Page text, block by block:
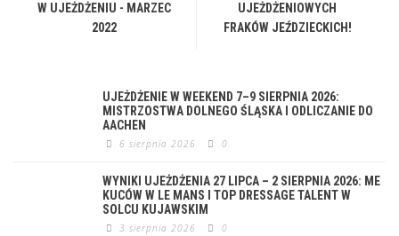
W UJEŻDŻENIU - MARZEC
2022
UJEŻDŻENIOWYCH
FRAKÓW JEŹDZIECKICH!
UJEŻDŻENIE W WEEKEND 7–9 SIERPNIA 2026:
MISTRZOSTWA DOLNEGO ŚLĄSKA I ODLICZANIE DO
AACHEN
6 sierpnia 2026 0
WYNIKI UJEŻDŻENIA 27 LIPCA – 2 SIERPNIA 2026: ME
KUCÓW W LE MANS I TOP DRESSAGE TALENT W
SOLCU KUJAWSKIM
3 sierpnia 2026 0